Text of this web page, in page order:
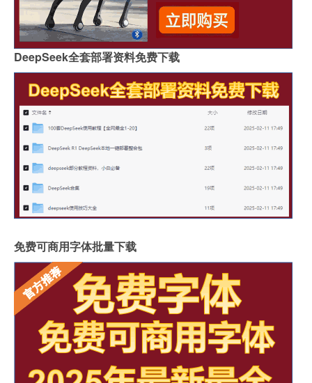
DeepSeek全套部署资料免费下载
免费可商用字体批量下载